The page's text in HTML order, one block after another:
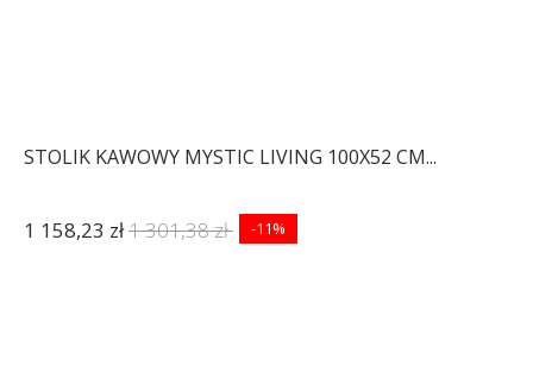
STOLIK KAWOWY MYSTIC LIVING 100X52 CM...
1 158,23 zł1 301,38 zł -11%